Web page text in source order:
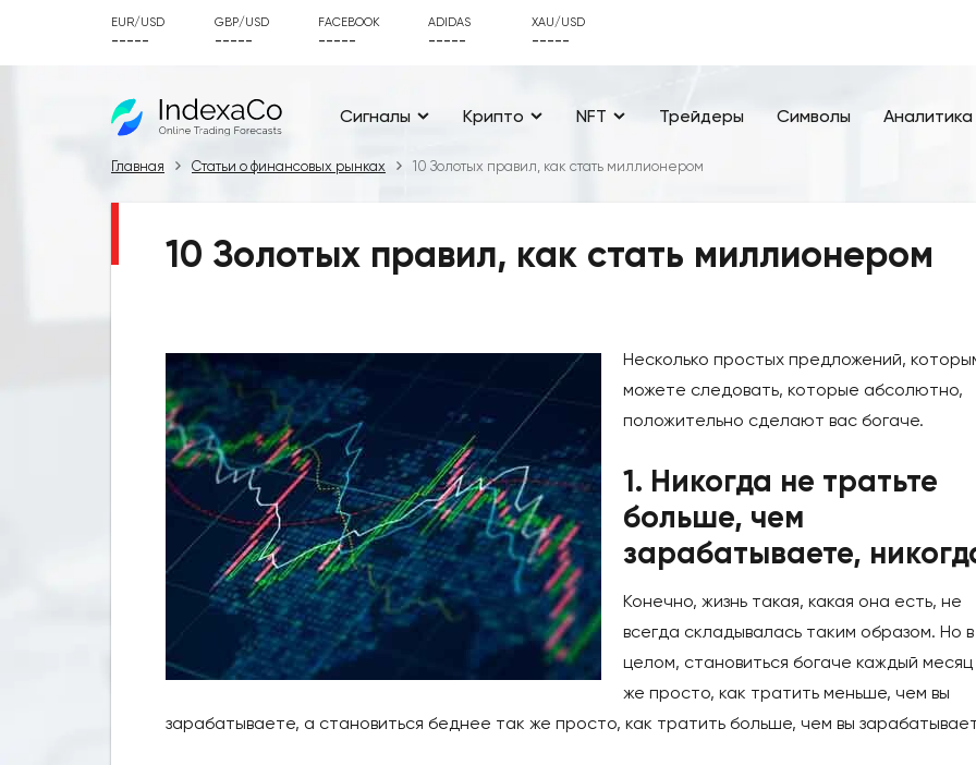
EUR/USD
-----
GBP/USD
-----
FACEBOOK
-----
ADIDAS
-----
XAU/USD
-----
Сигналы Крипто NFT Трейдеры Символы Аналитика
Главная Статьи о финансовых рынках 10 Золотых правил, как стать миллионером
10 Золотых правил, как стать миллионером
Несколько простых предложений,
можете следовать, которые абсолютно,
положительно сделают вас богаче.
1. Никогда не тратьте
больше, чем
зарабатываете,
Конечно, жизнь такая, какая она есть, не
всегда складывалась таким образом. Но в
целом, становиться богаче каждый месяц
же просто, как тратить меньше, чем вы
зарабатываете, а становиться беднее так же просто, как тратить больше, чем вы